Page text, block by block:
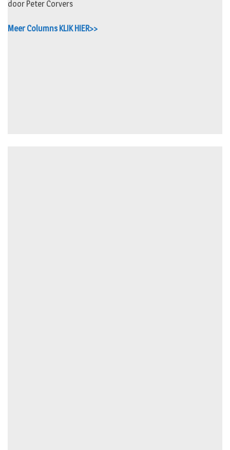
door Peter Corvers
Meer Columns KLIK HIER>>